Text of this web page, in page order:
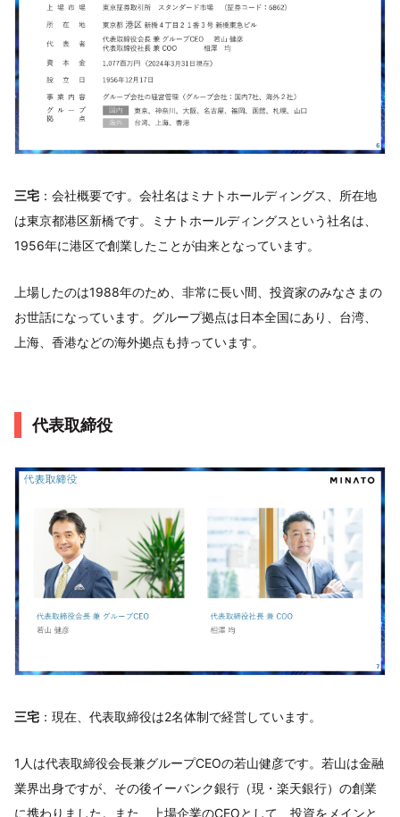
三宅 ：会社概要です。会社名はミナトホールディングス、所在地
は東京都港区新橋です。ミナトホールディングスという社名は、
1956年に港区で創業したことが由来となっています。
上場したのは1988年のため、非常に長い間、投資家のみなさまの
お世話になっています。グループ拠点は日本全国にあり、台湾、
上海、香港などの海外拠点も持っています。
代表取締役
三宅 ：現在、代表取締役は2名体制で経営しています。
1人は代表取締役会長兼グループCEOの若山健彦です。若山は金融
業界出身ですが、その後イーバンク銀行（現・楽天銀行）の創業
に携わりました。また、上場企業のCEOとして、投資をメインと